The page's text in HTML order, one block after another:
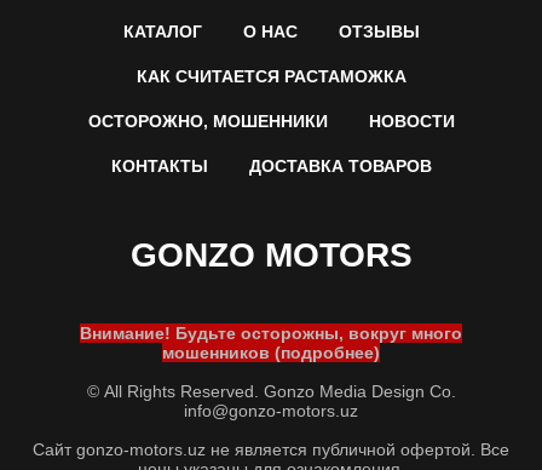
КАТАЛОГ О НАС ОТЗЫВЫ
КАК СЧИТАЕТСЯ РАСТАМОЖКА
ОСТОРОЖНО, МОШЕННИКИ НОВОСТИ
КОНТАКТЫ ДОСТАВКА ТОВАРОВ
GONZO MOTORS
Внимание! Будьте осторожны, вокруг много
мошенников (подробнее)
© All Rights Reserved. Gonzo Media Design Co.
info@gonzo-motors.uz
Сайт gonzo-motors.uz не является публичной офертой. Все